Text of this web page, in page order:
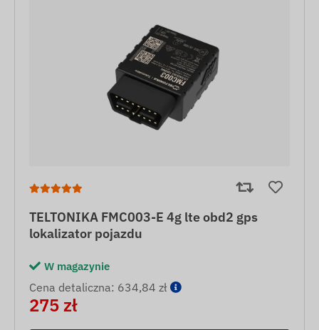
TELTONIKA FMC003-E 4g lte obd2 gps
lokalizator pojazdu
W magazynie
Cena detaliczna: 634,84 zł
275 zł